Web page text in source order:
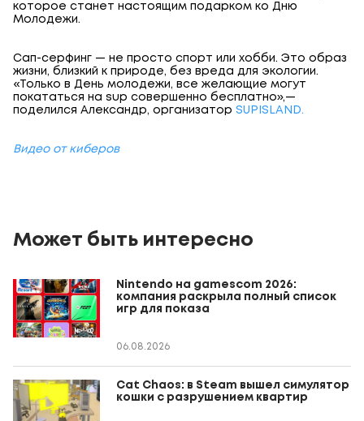
которое станет настоящим подарком ко Дню
Молодежи.
Сап-серфинг — не просто спорт или хобби. Это образ
жизни, близкий к природе, без вреда для экологии.
«Только в День молодежи, все желающие могут
покататься на sup совершенно бесплатно»,—
поделился Александр, организатор SUPISLAND.
Видео от киберов
Может быть интересно
Nintendo на gamescom 2026:
компания раскрыла полный список
игр для показа
06.08.2026
Cat Chaos: в Steam вышел симулятор
кошки с разрушением квартир